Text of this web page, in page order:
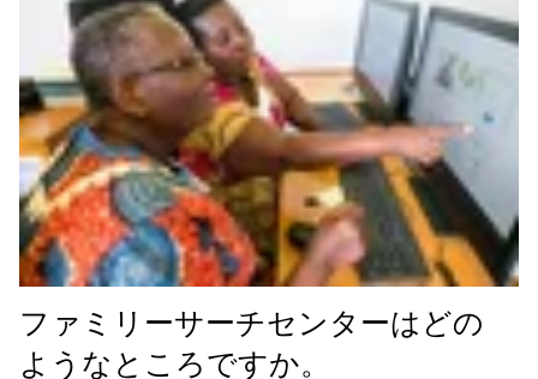
ファミリーサーチセンターはどの
ようなところですか。